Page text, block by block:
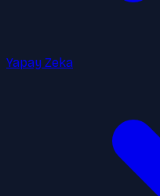
Yapay Zeka